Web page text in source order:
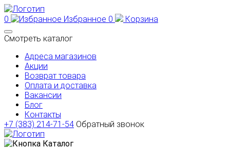
0 Избранное 0
Корзина
Смотреть каталог
Адреса магазинов
Акции
Возврат товара
Оплата и доставка
Вакансии
Блог
Контакты
+7 (383) 214-71-54 Обратный звонок
Каталог